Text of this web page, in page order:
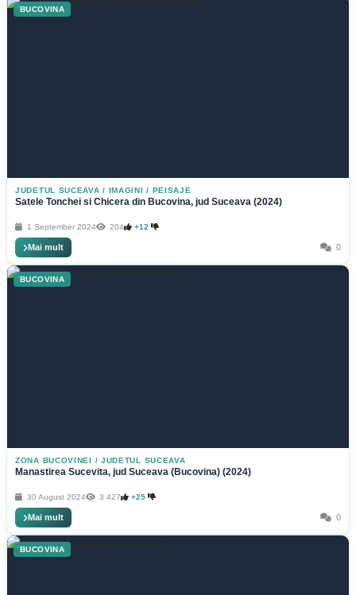
BUCOVINA
JUDETUL SUCEAVA / IMAGINI / PEISAJE
Satele Tonchei si Chicera din Bucovina, jud Suceava (2024)
1 September 2024 204 +12
Mai mult 0
BUCOVINA
ZONA BUCOVINEI / JUDETUL SUCEAVA
Manastirea Sucevita, jud Suceava (Bucovina) (2024)
30 August 2024 3 427 +25
Mai mult 0
BUCOVINA